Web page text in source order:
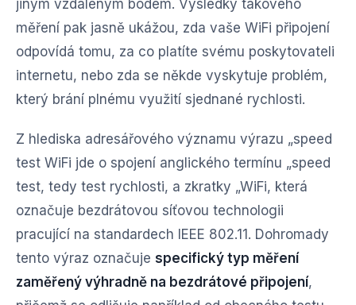
jiným vzdáleným bodem. Výsledky takového
měření pak jasně ukážou, zda vaše WiFi připojení
odpovídá tomu, za co platíte svému poskytovateli
internetu, nebo zda se někde vyskytuje problém,
který brání plnému využití sjednané rychlosti.
Z hlediska adresářového významu výrazu „speed
test WiFi jde o spojení anglického termínu „speed
test, tedy test rychlosti, a zkratky „WiFi, která
označuje bezdrátovou síťovou technologii
pracující na standardech IEEE 802.11. Dohromady
tento výraz označuje specifický typ měření
zaměřený výhradně na bezdrátové připojení,